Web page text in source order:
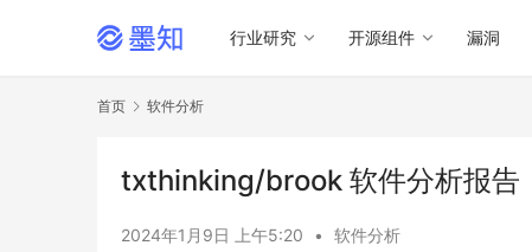
行业研究 开源组件 漏洞
首页 软件分析
txthinking/brook 软件分析报告
2024年1月9日 上午5:20 • 软件分析